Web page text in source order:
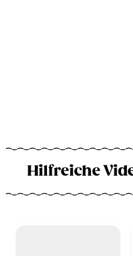
Hilfreiche